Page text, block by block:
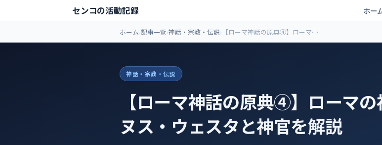
センコの活動記録 ホー
ホーム 記事一覧 神話・宗教・伝説
【ローマ神話の原典④】ローマの
神々と国家祭祀 ― ヤヌス・ウェス
神話・宗教・伝説
【ローマ神話の原典④】ローマ
ヌス・ウェスタと神官を解説